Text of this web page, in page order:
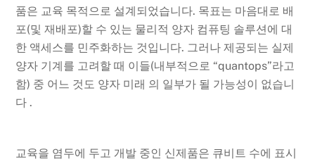
품은 교육 목적으로 설계되었습니다. 목표는 마음대로 배
포(및 재배포)할 수 있는 물리적 양자 컴퓨팅 솔루션에 대
한 액세스를 민주화하는 것입니다. 그러나 제공되는 실제
양자 기계를 고려할 때 이들(내부적으로 “quantops”라고
함) 중 어느 것도 양자 미래 의 일부가 될 가능성이 없습니
다 .
교육을 염두에 두고 개발 중인 신제품은 큐비트 수에 표시